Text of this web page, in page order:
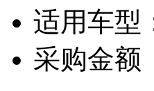
适用车型
采购金额